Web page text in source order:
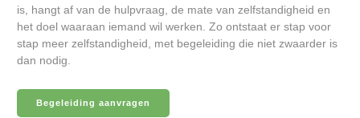
is, hangt af van de hulpvraag, de mate van zelfstandigheid en
het doel waaraan iemand wil werken. Zo ontstaat er stap voor
stap meer zelfstandigheid, met begeleiding die niet zwaarder is
dan nodig.
Begeleiding aanvragen